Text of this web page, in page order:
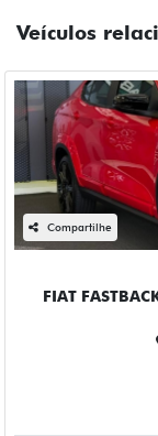
Veículos
Compartilhe
FIAT